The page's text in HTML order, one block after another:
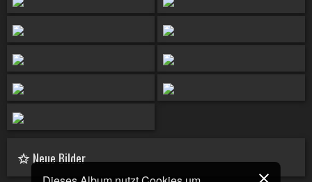
Neue Bilder